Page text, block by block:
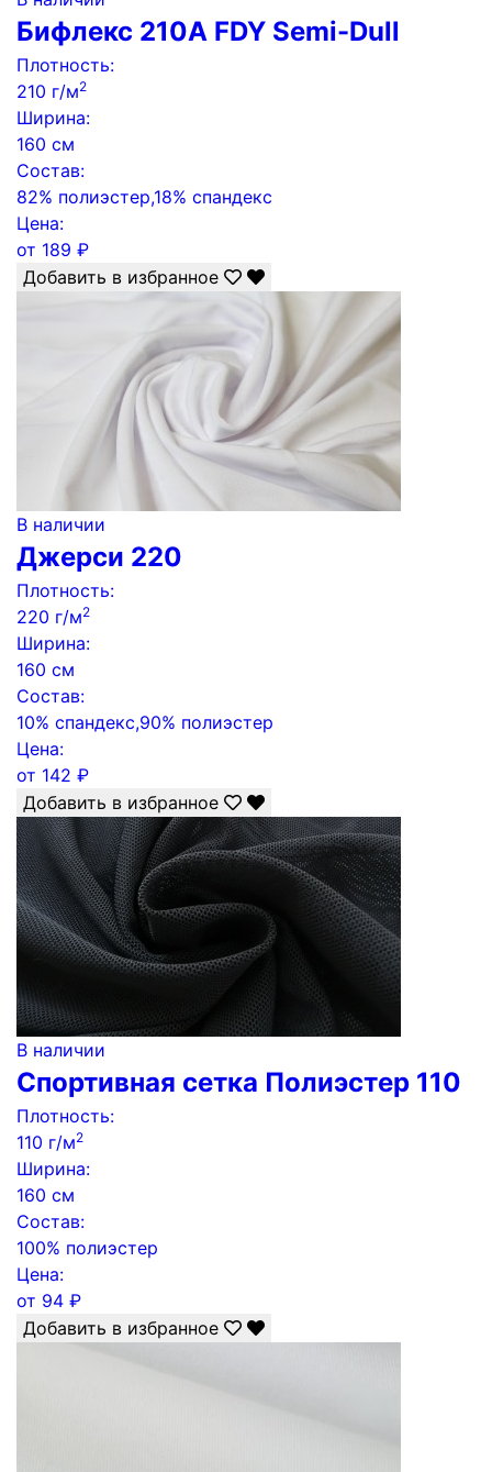
Бифлекс 210A FDY Semi-Dull
Плотность:
210 г/м2
Ширина:
160 см
Состав:
82% полиэстер,18% спандекс
Цена:
от 189 ₽
Добавить в избранное
В наличии
Джерси 220
Плотность:
220 г/м2
Ширина:
160 см
Состав:
10% спандекс,90% полиэстер
Цена:
от 142 ₽
Добавить в избранное
В наличии
Спортивная сетка Полиэстер 110
Плотность:
110 г/м2
Ширина:
160 см
Состав:
100% полиэстер
Цена:
от 94 ₽
Добавить в избранное